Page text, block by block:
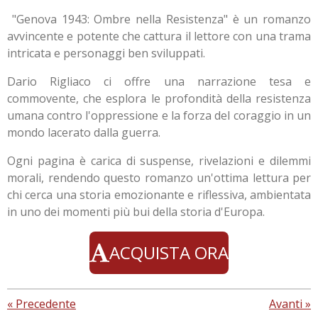
"Genova 1943: Ombre nella Resistenza" è un romanzo
avvincente e potente che cattura il lettore con una trama
intricata e personaggi ben sviluppati.
Dario Rigliaco ci offre una narrazione tesa e
commovente, che esplora le profondità della resistenza
umana contro l'oppressione e la forza del coraggio in un
mondo lacerato dalla guerra.
Ogni pagina è carica di suspense, rivelazioni e dilemmi
morali, rendendo questo romanzo un'ottima lettura per
chi cerca una storia emozionante e riflessiva, ambientata
in uno dei momenti più bui della storia d'Europa.
ACQUISTA ORA
« Precedente Avanti »